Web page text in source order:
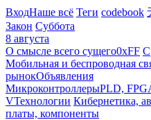
ВходНаше всё Теги codebook
Закон Суббота
8 августа
О смысле всего сущего0xFF
Мобильная и беспроводная
рынокОбъявления
МикроконтроллерыPLD,
VТехнологии Кибернетика,
платы, компоненты